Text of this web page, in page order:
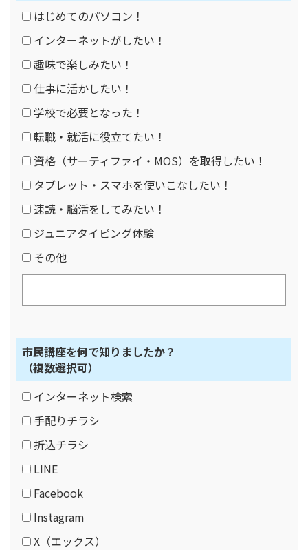
はじめてのパソコン！
インターネットがしたい！
趣味で楽しみたい！
仕事に活かしたい！
学校で必要となった！
転職・就活に役立てたい！
資格（サーティファイ・MOS）を取得したい！
タブレット・スマホを使いこなしたい！
速読・脳活をしてみたい！
ジュニアタイピング体験
その他
市民講座を何で知りましたか？
（複数選択可）
インターネット検索
手配りチラシ
折込チラシ
LINE
Facebook
Instagram
X（エックス）